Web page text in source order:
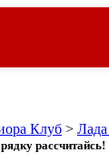
Клуб >
рассчитайсь!